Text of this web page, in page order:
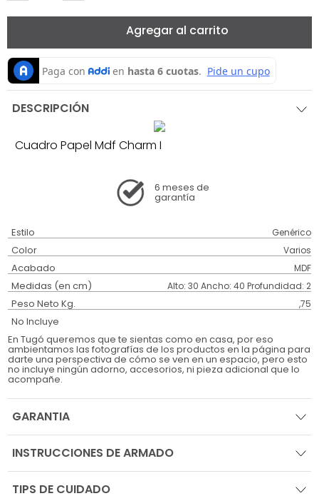
Agregar al carrito
DESCRIPCIÓN
Cuadro Papel Mdf Charm I
6 meses de
garantía
Estilo Genérico
Color Varios
Acabado MDF
Medidas (en cm) Alto: 30 Ancho: 40 Profundidad: 2
Peso Neto Kg. ,75
No Incluye
En Tugó queremos que te sientas como en casa, por eso
ambientamos las fotografías de los productos en la página para
darte una perspectiva de cómo se ven en un espacio, pero esto
no incluye ningún adorno, accesorios, ni pieza adicional que lo
acompañe.
GARANTIA
INSTRUCCIONES DE ARMADO
TIPS DE CUIDADO